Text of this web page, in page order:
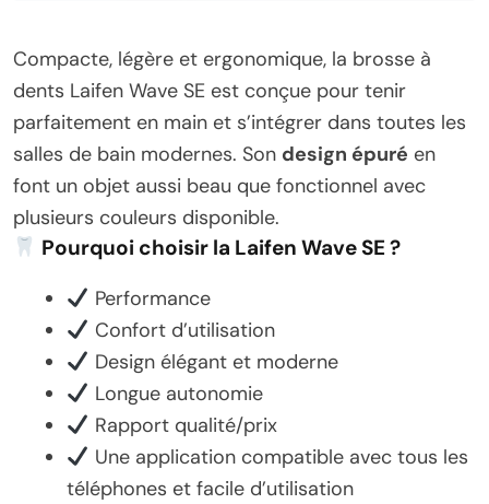
Compacte, légère et ergonomique, la brosse à
dents Laifen Wave SE est conçue pour tenir
parfaitement en main et s’intégrer dans toutes les
salles de bain modernes. Son design épuré en
font un objet aussi beau que fonctionnel avec
plusieurs couleurs disponible.
Pourquoi choisir la Laifen Wave SE ?
Performance
Confort d’utilisation
Design élégant et moderne
Longue autonomie
Rapport qualité/prix
Une application compatible avec tous les
téléphones et facile d’utilisation